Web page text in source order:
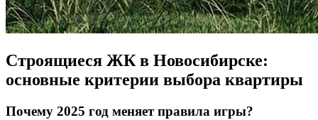
Строящиеся ЖК в Новосибирске:
основные критерии выбора квартиры
Почему 2025 год меняет правила игры?